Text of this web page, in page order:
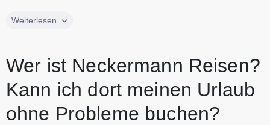
Pionier der Flugpauschalreise feiert Comeback und bietet
Reisen auf den deutschsprachigen Reisemarkt zurück.
Anfang 2020 die Markenrechte und bietet jetzt wieder
Pauschalreisen von Neckermann an. Seit der
Sommersaison 2023 bietet Neckermann Reisen ein stark
Weiterlesen
Wer ist Neckermann Reisen?
Kann ich dort meinen Urlaub
ohne Probleme buchen?